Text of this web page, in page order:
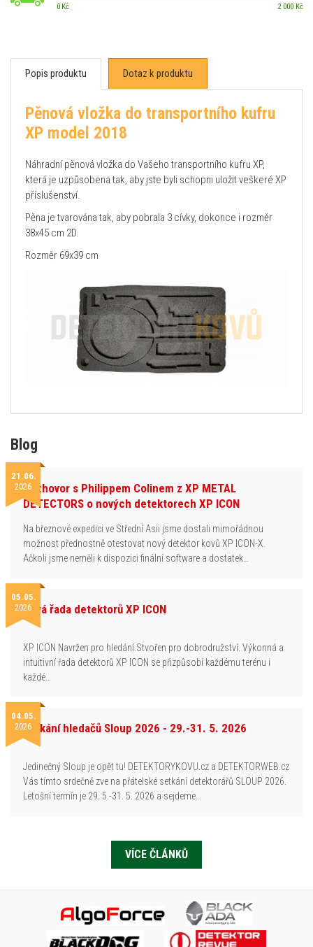
0 Kč 2 000 Kč
Popis produktu Dotaz k produktu
Pěnová vložka do transportního kufru
XP model 2018
Náhradní pěnová vložka do Vašeho transportního kufru XP,
která je uzpůsobena tak, aby jste byli schopni uložit veškeré XP
příslušenství.
Pěna je tvarována tak, aby pobrala 3 cívky, dokonce i rozměr
38x45 cm 2D.
Rozměr 69x39 cm
Blog
21.06.
2026Rozhovor s Philippem Colinem z XP METAL
DETECTORS o nových detektorech XP ICON
Na březnové expedici ve Střední Asii jsme dostali mimořádnou
možnost přednostně otestovat nový detektor kovů XP ICON-X.
Ačkoli jsme neměli k dispozici finální software a dostatek…
05.05.
2026Nová řada detektorů XP ICON
XP ICON Navržen pro hledání.Stvořen pro dobrodružství. Výkonná a
intuitivní řada detektorů XP ICON se přizpůsobí každému terénu i
každé…
04.05.
2026Setkání hledačů Sloup 2026 - 29.-31. 5. 2026
Jedinečný Sloup je opět tu! DETEKTORYKOVU.cz a DETEKTORWEB.cz
Vás tímto srdečně zve na přátelské setkání detektorářů SLOUP 2026.
Letošní termín je 29. 5.-31. 5. 2026 a sejdeme…
VÍCE ČLÁNKŮ